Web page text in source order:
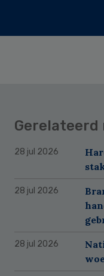
Gerelateerd
28 jul 2026
28 jul 2026
28 jul 2026